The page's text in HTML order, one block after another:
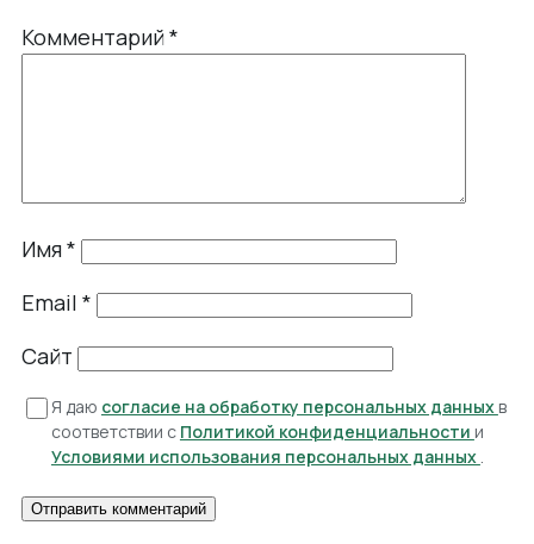
Комментарий*
Имя*
Email *
Сайт
Я даю согласие на обработку персональных данных в
соответствии с Политикой конфиденциальности и
Условиями использования персональных данных .